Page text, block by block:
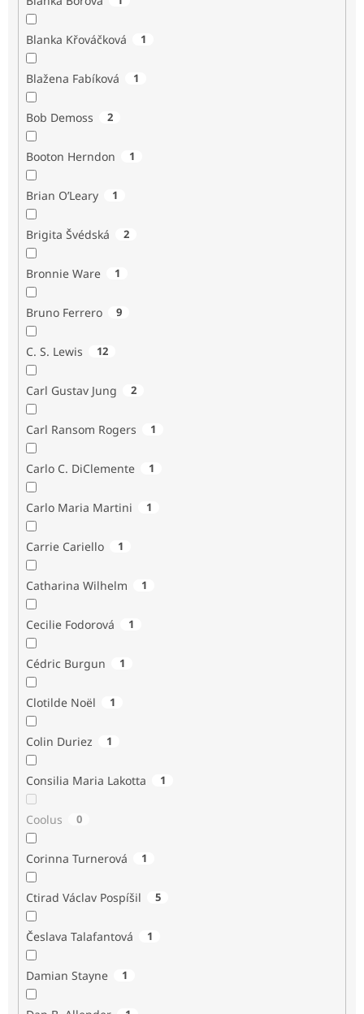
Blanka Křováčková 1
Blažena Fabíková 1
Bob Demoss 2
Booton Herndon 1
Brian O’Leary 1
Brigita Švédská 2
Bronnie Ware 1
Bruno Ferrero 9
C. S. Lewis 12
Carl Gustav Jung 2
Carl Ransom Rogers 1
Carlo C. DiClemente 1
Carlo Maria Martini 1
Carrie Cariello 1
Catharina Wilhelm 1
Cecilie Fodorová 1
Cédric Burgun 1
Clotilde Noël 1
Colin Duriez 1
Consilia Maria Lakotta 1
Coolus 0
Corinna Turnerová 1
Ctirad Václav Pospíšil 5
Česlava Talafantová 1
Damian Stayne 1